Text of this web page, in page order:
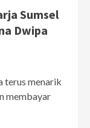
Sumsel
Dwipa
terus menarik
membayar